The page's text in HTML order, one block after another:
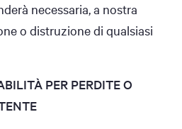
necessaria, a nostra
o distruzione di qualsiasi
PER PERDITE O